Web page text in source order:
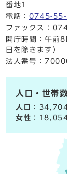
番地1
電話： 0745-55-
ファックス：
開庁時間：午前
日を除きます）
法人番号：
人口・世帯
人口
：
女性 ：